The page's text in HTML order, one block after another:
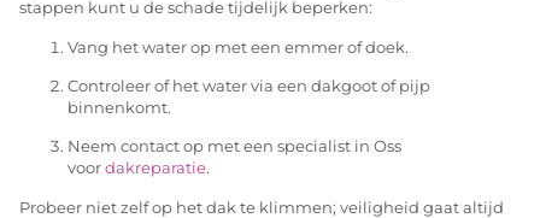
stappen kunt u de schade tijdelijk beperken:
Vang het water op met een emmer of doek.
Controleer of het water via een dakgoot of pijp
binnenkomt.
Neem contact op met een specialist in Oss
voor dakreparatie.
Probeer niet zelf op het dak te klimmen; veiligheid gaat altijd